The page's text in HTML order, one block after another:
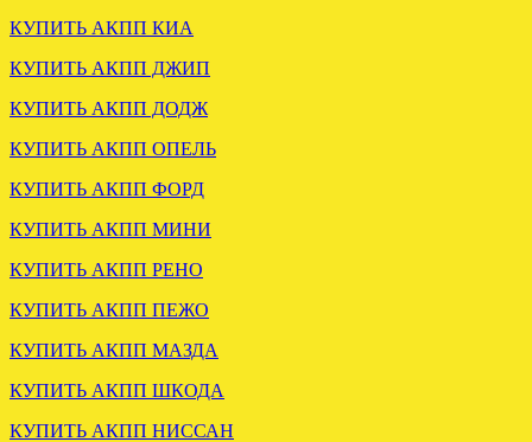
Смоленск.
.
SKODA AUDI A3 2.0 JUH
КУПИТЬ АКПП КИА
КУПИТЬ АКПП ДЖИП
КУПИТЬ АКПП ДОДЖ
КУПИТЬ АКПП ОПЕЛЬ
КУПИТЬ АКПП ФОРД
КУПИТЬ АКПП МИНИ
КУПИТЬ АКПП РЕНО
КУПИТЬ АКПП ПЕЖО
КУПИТЬ АКПП МАЗДА
КУПИТЬ АКПП ШКОДА
КУПИТЬ АКПП НИССАН